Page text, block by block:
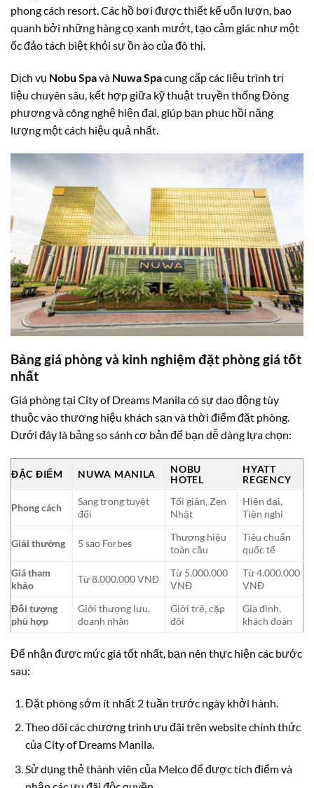
phong cách resort. Các hồ bơi được thiết kế uốn lượn, bao
quanh bởi những hàng cọ xanh mướt, tạo cảm giác như một
ốc đảo tách biệt khỏi sự ồn ào của đô thị.
Dịch vụ Nobu Spavà Nuwa Spacung cấp các liệu trình trị
liệu chuyên sâu, kết hợp giữa kỹ thuật truyền thống Đông
phương và công nghệ hiện đại, giúp bạn phục hồi năng
lượng một cách hiệu quả nhất.
Bảng giá phòng và kinh nghiệm đặt phòng giá tốt
nhất
Giá phòng tại City of Dreams Manila có sự dao động tùy
thuộc vào thương hiệu khách sạn và thời điểm đặt phòng.
Dưới đây là bảng so sánh cơ bản để bạn dễ dàng lựa chọn:
ĐẶC ĐIỂM NUWA MANILA
NOBU
HOTEL
HYATT
REGENCY
Phong cách
Sang trọng tuyệt
đối
Tối giản, Zen
Nhật
Hiện đại,
Tiện nghi
Giải thưởng 5 sao Forbes
Thương hiệu
toàn cầu
Tiêu chuẩn
quốc tế
Giá tham
khảo
Từ 8.000.000 VNĐ
Từ 5.000.000
VNĐ
Từ 4.000.000
VNĐ
Đối tượng
phù hợp
Giới thượng lưu,
doanh nhân
Giới trẻ, cặp
đôi
Gia đình,
khách đoàn
Để nhận được mức giá tốt nhất, bạn nên thực hiện các bước
sau:
Đặt phòng sớm ít nhất 2 tuần trước ngày khởi hành.
Theo dõi các chương trình ưu đãi trên website chính thức
của City of Dreams Manila.
Sử dụng thẻ thành viên của Melco để được tích điểm và